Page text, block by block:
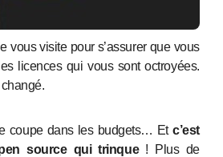
licences qui vous sont octroyées.
coupe dans les budgets… Et c’est
source qui trinque! Plus de